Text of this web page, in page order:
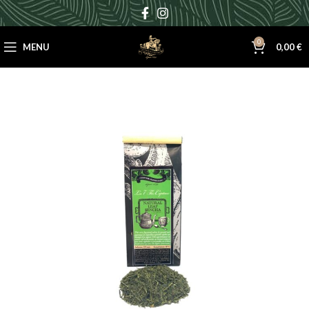
MENU 0 0,00€